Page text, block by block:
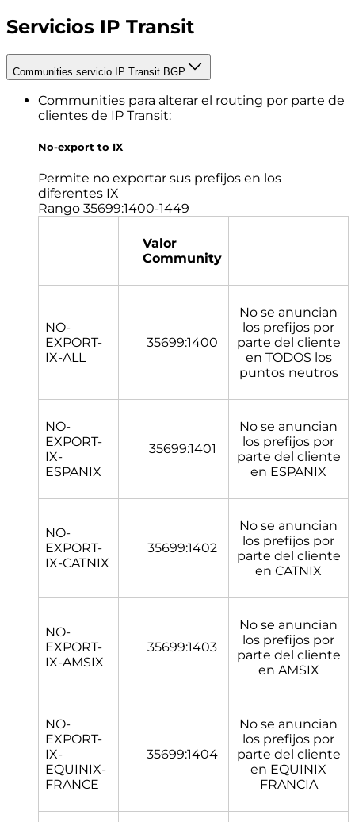
Servicios IP Transit
Communities servicio IP Transit BGP
Communities para alterar el routing por parte de
clientes de IP Transit:
No-export to IX
Permite no exportar sus prefijos en los
diferentes IX
Rango 35699:1400-1449
Valor
Community
NO-
EXPORT-
IX-ALL
35699:1400
No se anuncian
los prefijos por
parte del cliente
en TODOS los
puntos neutros
NO-
EXPORT-
IX-
ESPANIX
35699:1401
No se anuncian
los prefijos por
parte del cliente
en ESPANIX
NO-
EXPORT-
IX-CATNIX
35699:1402
No se anuncian
los prefijos por
parte del cliente
en CATNIX
NO-
EXPORT-
IX-AMSIX
35699:1403
No se anuncian
los prefijos por
parte del cliente
en AMSIX
NO-
EXPORT-
IX-
EQUINIX-
FRANCE
35699:1404
No se anuncian
los prefijos por
parte del cliente
en EQUINIX
FRANCIA